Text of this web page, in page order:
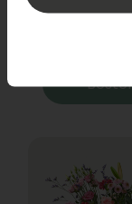
Bestel